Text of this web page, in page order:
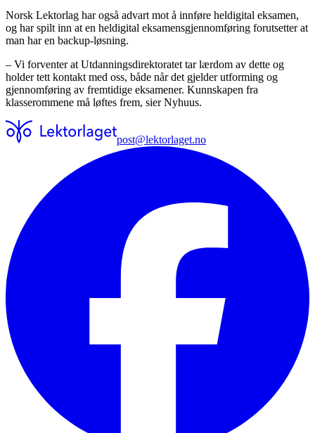
Norsk Lektorlag har også advart mot å innføre heldigital eksamen,
og har spilt inn at en heldigital eksamensgjennomføring forutsetter at
man har en backup-løsning.
– Vi forventer at Utdanningsdirektoratet tar lærdom av dette og
holder tett kontakt med oss, både når det gjelder utforming og
gjennomføring av fremtidige eksamener. Kunnskapen fra
klasserommene må løftes frem, sier Nyhuus.
post@lektorlaget.no